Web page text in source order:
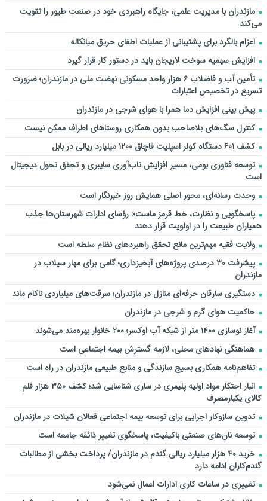
مازندران با مدیریت علمی، جایگاه راهبردی خود در صنعت طیور را تقویت
می‌کند
اعزام بالگرد برای پشتیبانی از عملیات اطفای حریق میانکاله
افزایش سهمیه سوخت لاریجان باید در دستور کار قرار گیرد
تأمین آب و فاضلاب ۶ هزار واحد مسکونی نهضت ملی در مازندران؛ ضرورت
تسریع در تخصیص اعتبارات
پیش بینی افزایش دما همرا با هوای شرجی در مازندران
کنترل سگ‌های بلاصاحب بدون همکاری روستاهای اطراف ممکن نیست
کشف ۶۰۱ دستگاه کولر اسپلیت قاچاق ۱۲۰۰ میلیارد ریالی در بابل
توسعه فناوری بومی، مسیر افزایش تاب‌آوری سایبری و تحقق تحول دیجیتال
است
وحدت رسانه‌ای، محور اصلی همایش روز خبرنگار است
پاسخگویی و نظارت، خط قرمز ماست؛: رؤسای ادارات شهرستان‌ها جذب
همیاران طبیعت را در اولویت قرار دهند
ولایت فقیه مهم‌ترین مانع تحقق راهبردهای نظام سلطه است
پیشرفت ۳۰ درصدی پروژه‌های آبخیزداری؛ گامی برای مهار سیلاب در
مازندران
دستگیری سارقان حرفه‌ای منازل در مازندران؛ سرقت‌های میلیاردی ناکام ماند
حاکمیت هوای گرم و شرجی در مازندران
آغاز نوسازی ۱۴۰۰ متر از شبکه آب اوکسر؛ ۲۰۰ خانوار بهره‌مند می‌شوند
هماهنگی نهادهای محلی، لازمه گسترش بیمه اجتماعی است
تفاهم‌نامه همکاری بسیج سازندگی و منابع طبیعی مازندران در راه است
انبار احتکار مواد اولیه پلیمری در ساری شناسایی شد؛ کشف ۳۵۰ هزار قلم
کالای یکبارمصرف
تدوین سازوکار اجرایی برای توسعه بیمه اجتماعی فعالان شیلات در مازندران
توسعه نان‌های صنعتی باکیفیت، پاسخگوی تغییر ذائقه جامعه است
خرید ۴۰ هزار میلیارد ریالی گندم در مازندران/ پرداخت بخشی از مطالبات
گندم‌کاران ادامه دارد
تغییری در ساعات کاری ادارات اعمال نمی‌شود